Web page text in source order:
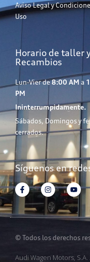
Aviso Legal y
Uso
Horario de taller
Recambios
Lun-Vier de8:00 AM a
PM
Ininterrumpidamente.
Sábados, Domingos y
cerrados.
Síguenos en
© Todos los derechos
Audi Wagen Motors, S.A.